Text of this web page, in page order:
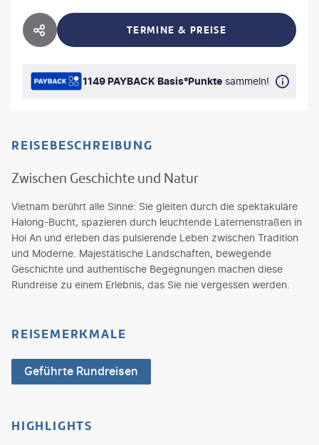
HOTEL TEILEN TERMINE & PREISE
1149 PAYBACK Basis°Punkte sammeln!
REISEBESCHREIBUNG
Zwischen Geschichte und Natur
Vietnam berührt alle Sinne: Sie gleiten durch die spektakuläre
Halong-Bucht, spazieren durch leuchtende Laternenstraßen in
Hoi An und erleben das pulsierende Leben zwischen Tradition
und Moderne. Majestätische Landschaften, bewegende
Geschichte und authentische Begegnungen machen diese
Rundreise zu einem Erlebnis, das Sie nie vergessen werden.
REISEMERKMALE
Geführte Rundreisen
HIGHLIGHTS